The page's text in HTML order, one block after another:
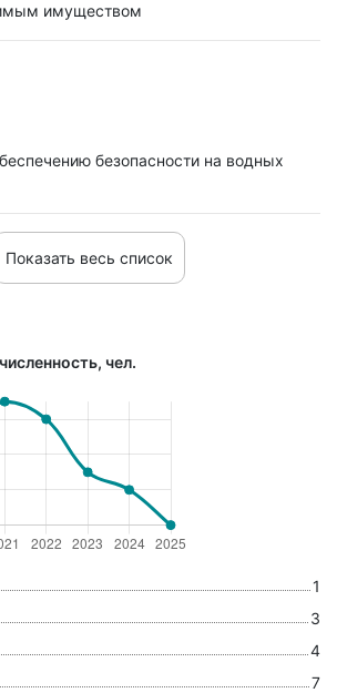
имуществом
безопасности на водных
Показать весь список
чел.
1
3
4
7